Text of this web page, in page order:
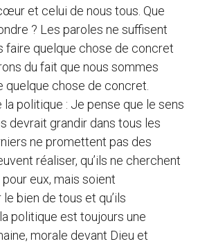
et celui de nous tous. Que
? Les paroles ne suffisent
faire quelque chose de concret
du fait que nous sommes
quelque chose de concret.
la politique : Je pense que le sens
devrait grandir dans tous les
ne promettent pas des
réaliser, qu’ils ne cherchent
eux, mais soient
bien de tous et qu’ils
politique est toujours une
morale devant Dieu et